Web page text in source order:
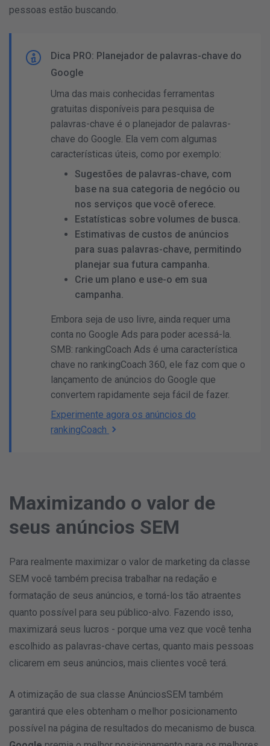
pessoas estão buscando.
Dica PRO: Planejador de palavras-chave do
Google
Uma das mais conhecidas ferramentas
gratuitas disponíveis para pesquisa de
palavras-chave é o planejador de palavras-
chave do Google. Ela vem com algumas
características úteis, como por exemplo:
Sugestões de palavras-chave, com
base na sua categoria de negócio ou
nos serviços que você oferece.
Estatísticas sobre volumes de busca.
Estimativas de custos de anúncios
para suas palavras-chave, permitindo
planejar sua futura campanha.
Crie um plano e use-o em sua
campanha.
Embora seja de uso livre, ainda requer uma
conta no Google Ads para poder acessá-la.
SMB: rankingCoach Ads é uma característica
chave no rankingCoach 360, ele faz com que o
lançamento de anúncios do Google que
convertem rapidamente seja fácil de fazer.
Experimente agora os anúncios do
rankingCoach
Maximizando o valor de
seus anúncios SEM
Para realmente maximizar o valor de marketing da classe
SEM você também precisa trabalhar na redação e
formatação de seus anúncios, e torná-los tão atraentes
quanto possível para seu público-alvo. Fazendo isso,
maximizará seus lucros - porque uma vez que você tenha
escolhido as palavras-chave certas, quanto mais pessoas
clicarem em seus anúncios, mais clientes você terá.
A otimização de sua classe AnúnciosSEM também
garantirá que eles obtenham o melhor posicionamento
possível na página de resultados do mecanismo de busca.